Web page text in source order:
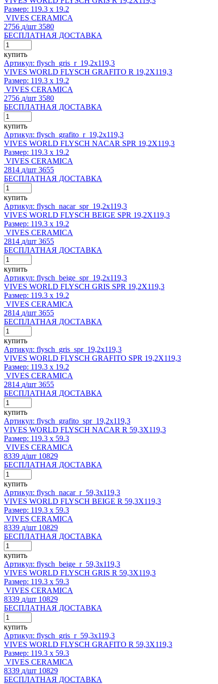
Размер: 119.3 x 19.2
VIVES CERAMICA
2756 д/шт 3580
БЕСПЛАТНАЯ ДОСТАВКА
купить
Артикул: flysch_gris_r_19,2x119,3
VIVES WORLD FLYSCH GRAFITO R 19,2X119,3
Размер: 119.3 x 19.2
VIVES CERAMICA
2756 д/шт 3580
БЕСПЛАТНАЯ ДОСТАВКА
купить
Артикул: flysch_grafito_r_19,2x119,3
VIVES WORLD FLYSCH NACAR SPR 19,2X119,3
Размер: 119.3 x 19.2
VIVES CERAMICA
2814 д/шт 3655
БЕСПЛАТНАЯ ДОСТАВКА
купить
Артикул: flysch_nacar_spr_19,2x119,3
VIVES WORLD FLYSCH BEIGE SPR 19,2X119,3
Размер: 119.3 x 19.2
VIVES CERAMICA
2814 д/шт 3655
БЕСПЛАТНАЯ ДОСТАВКА
купить
Артикул: flysch_beige_spr_19,2x119,3
VIVES WORLD FLYSCH GRIS SPR 19,2X119,3
Размер: 119.3 x 19.2
VIVES CERAMICA
2814 д/шт 3655
БЕСПЛАТНАЯ ДОСТАВКА
купить
Артикул: flysch_gris_spr_19,2x119,3
VIVES WORLD FLYSCH GRAFITO SPR 19,2X119,3
Размер: 119.3 x 19.2
VIVES CERAMICA
2814 д/шт 3655
БЕСПЛАТНАЯ ДОСТАВКА
купить
Артикул: flysch_grafito_spr_19,2x119,3
VIVES WORLD FLYSCH NACAR R 59,3X119,3
Размер: 119.3 x 59.3
VIVES CERAMICA
8339 д/шт 10829
БЕСПЛАТНАЯ ДОСТАВКА
купить
Артикул: flysch_nacar_r_59,3x119,3
VIVES WORLD FLYSCH BEIGE R 59,3X119,3
Размер: 119.3 x 59.3
VIVES CERAMICA
8339 д/шт 10829
БЕСПЛАТНАЯ ДОСТАВКА
купить
Артикул: flysch_beige_r_59,3x119,3
VIVES WORLD FLYSCH GRIS R 59,3X119,3
Размер: 119.3 x 59.3
VIVES CERAMICA
8339 д/шт 10829
БЕСПЛАТНАЯ ДОСТАВКА
купить
Артикул: flysch_gris_r_59,3x119,3
VIVES WORLD FLYSCH GRAFITO R 59,3X119,3
Размер: 119.3 x 59.3
VIVES CERAMICA
8339 д/шт 10829
БЕСПЛАТНАЯ ДОСТАВКА